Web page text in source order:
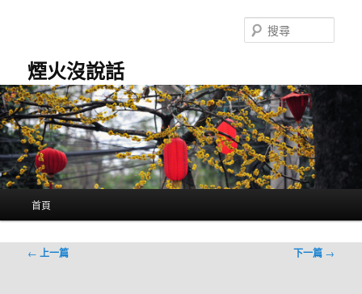
容
煙火沒說話
尋
首頁
文
← 上一篇 下一篇 →